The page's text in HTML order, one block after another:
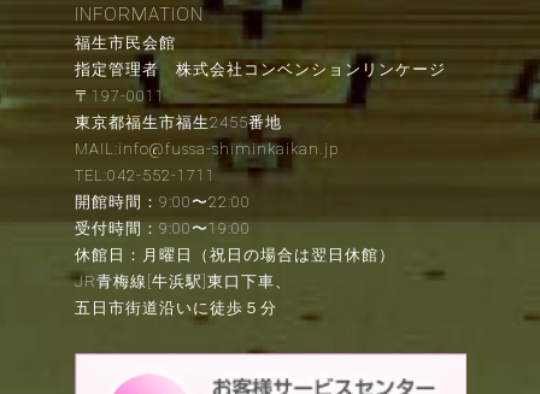
INFORMATION
福生市民会館
指定管理者 株式会社コンベンションリンケージ
〒197-0011
東京都福生市福生2455番地
MAIL:info@fussa-shiminkaikan.jp
TEL:042-552-1711
開館時間：9:00〜22:00
受付時間：9:00〜19:00
休館日：月曜日（祝日の場合は翌日休館）
JR青梅線[牛浜駅]東口下車、
五日市街道沿いに徒歩５分